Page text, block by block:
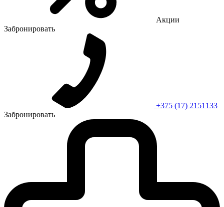
Акции
Забронировать
+375 (17) 2151133
Забронировать